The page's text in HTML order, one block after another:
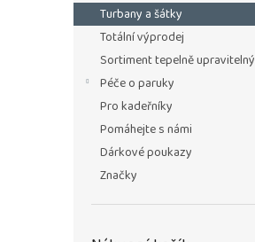
e
Turbany a šátky
Totální výprodej
Sortiment tepelně upravitelný
Péče o paruky
Pro kadeřníky
Pomáhejte s námi
Dárkové poukazy
Značky